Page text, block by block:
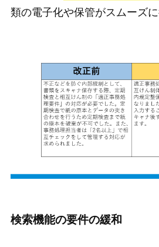
類の電子化や保管がスムーズに
検索機能の要件の緩和